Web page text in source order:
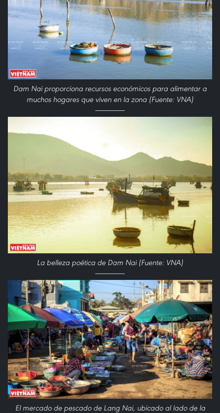
Dam Nai proporciona recursos económicos para alimentar a
muchos hogares que viven en la zona (Fuente: VNA)
La belleza poética de Dam Nai (Fuente: VNA)
El mercado de pescado de Lang Nai, ubicado al lado de la